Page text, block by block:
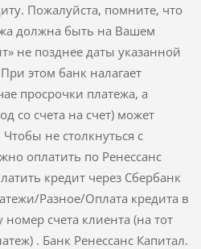
Пожалуйста, помните, что
должна быть на Вашем
не позднее даты указанной
этом банк налагает
просрочки платежа, а
со счета на счет) может
не столкнуться с
оплатить по Ренессанс
кредит через Сбербанк
Разное/Оплата кредита в
счета клиента (на тот
. Банк Ренессанс Капитал.